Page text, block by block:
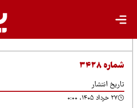
شماره ۳۴۲۸
تاریخ انتشار
۲۷ خرداد ۱۴۰۵، ۰:۰۰